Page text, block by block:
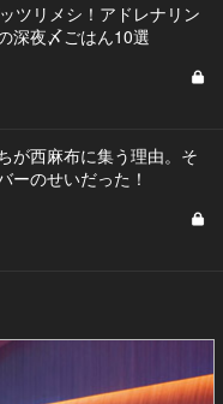
ツリメシ！アドレナリン
深夜〆ごはん10選
が西麻布に集う理由。そ
ーのせいだった！